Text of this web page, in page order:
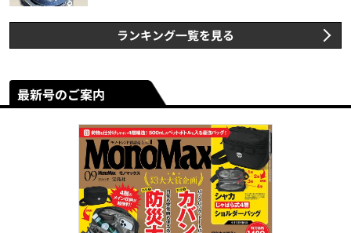
ランキング一覧を見る
最新号のご案内